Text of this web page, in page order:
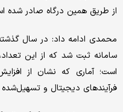
از طریق همین درگاه صادر شده
است؛ آماری که نشان از
فرآیندهای دیجیتال و تسهیل‌‌‌شده